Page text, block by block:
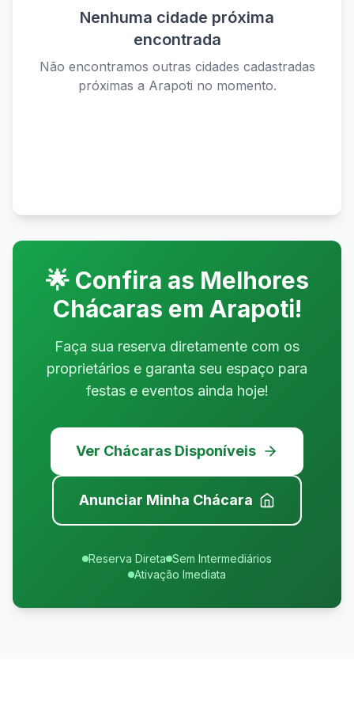
Nenhuma cidade próxima
encontrada
Não encontramos outras cidades cadastradas
próximas a Arapoti no momento.
🌟 Confira as Melhores
Chácaras em Arapoti!
Faça sua reserva diretamente com os
proprietários e garanta seu espaço para
festas e eventos ainda hoje!
Ver Chácaras Disponíveis
Anunciar Minha Chácara
Reserva Direta Sem Intermediários
Ativação Imediata